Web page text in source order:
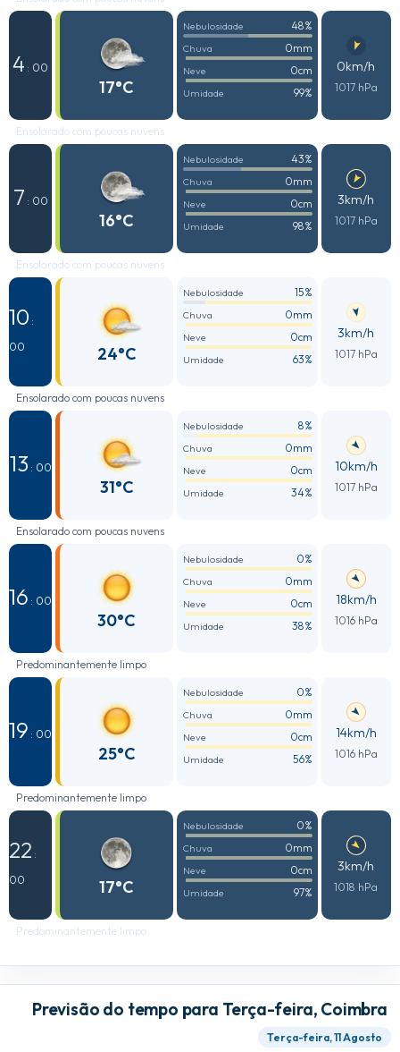
4 : 00
17°C
Nebulosidade 48%
Chuva 0mm
Neve 0cm
Umidade 99%
0km/h
1017 hPa
Ensolarado com poucas nuvens
7 : 00
16°C
Nebulosidade 43%
Chuva 0mm
Neve 0cm
Umidade 98%
3km/h
1017 hPa
Ensolarado com poucas nuvens
10 :
00
24°C
Nebulosidade 15%
Chuva 0mm
Neve 0cm
Umidade 63%
3km/h
1017 hPa
Ensolarado com poucas nuvens
13 : 00
31°C
Nebulosidade 8%
Chuva 0mm
Neve 0cm
Umidade 34%
10km/h
1017 hPa
Ensolarado com poucas nuvens
16 : 00
30°C
Nebulosidade 0%
Chuva 0mm
Neve 0cm
Umidade 38%
18km/h
1016 hPa
Predominantemente limpo
19 : 00
25°C
Nebulosidade 0%
Chuva 0mm
Neve 0cm
Umidade 56%
14km/h
1016 hPa
Predominantemente limpo
22 :
00
17°C
Nebulosidade 0%
Chuva 0mm
Neve 0cm
Umidade 97%
3km/h
1018 hPa
Predominantemente limpo
Previsão do tempo para Terça-feira, Coimbra
Terça-feira, 11 Agosto